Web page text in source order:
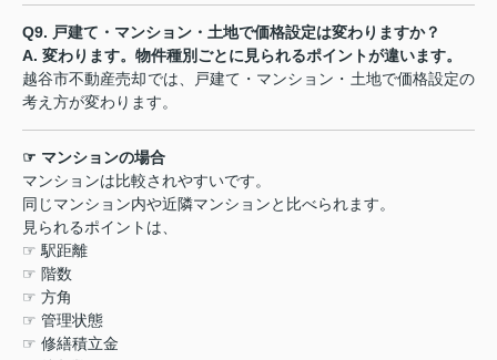
Q9. 戸建て・マンション・土地で価格設定は変わりますか？
A. 変わります。物件種別ごとに見られるポイントが違います。
越谷市不動産売却では、戸建て・マンション・土地で価格設定の
考え方が変わります。
☞ マンションの場合
マンションは比較されやすいです。
同じマンション内や近隣マンションと比べられます。
見られるポイントは、
☞ 駅距離
☞ 階数
☞ 方角
☞ 管理状態
☞ 修繕積立金